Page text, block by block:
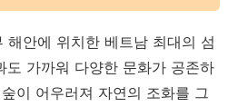
해안에 위치한 베트남 최대의 섬
도 가까워 다양한 문화가 공존하
이 어우러져 자연의 조화를 그